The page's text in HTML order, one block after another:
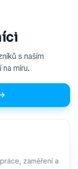
s naším
míru.
zaměření a